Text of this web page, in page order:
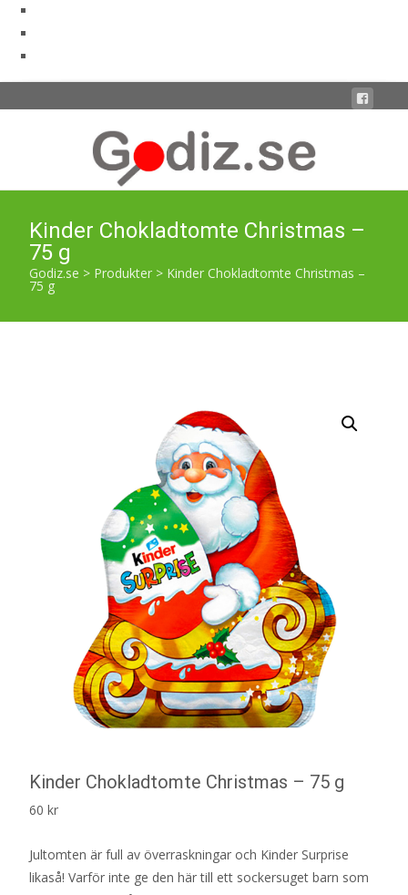
Kinder Chokladtomte Christmas –
75 g
Godiz.se > Produkter > Kinder Chokladtomte Christmas –
75 g
Kinder Chokladtomte Christmas – 75 g
60 kr
Jultomten är full av överraskningar och Kinder Surprise
likaså! Varför inte ge den här till ett sockersuget barn som